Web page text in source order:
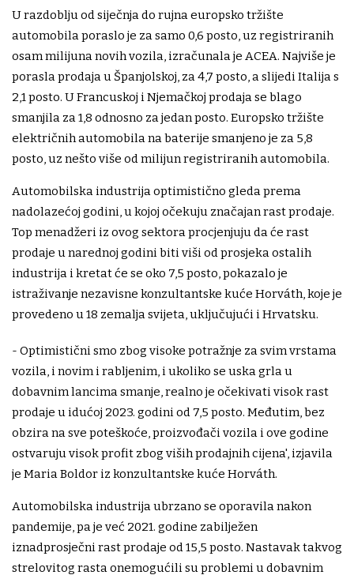
U razdoblju od siječnja do rujna europsko tržište
automobila poraslo je za samo 0,6 posto, uz registriranih
osam milijuna novih vozila, izračunala je ACEA. Najviše je
porasla prodaja u Španjolskoj, za 4,7 posto, a slijedi Italija s
2,1 posto. U Francuskoj i Njemačkoj prodaja se blago
smanjila za 1,8 odnosno za jedan posto. Europsko tržište
električnih automobila na baterije smanjeno je za 5,8
posto, uz nešto više od milijun registriranih automobila.
Automobilska industrija optimistično gleda prema
nadolazećoj godini, u kojoj očekuju značajan rast prodaje.
Top menadžeri iz ovog sektora procjenjuju da će rast
prodaje u narednoj godini biti viši od prosjeka ostalih
industrija i kretat će se oko 7,5 posto, pokazalo je
istraživanje nezavisne konzultantske kuće Horváth, koje je
provedeno u 18 zemalja svijeta, uključujući i Hrvatsku.
- Optimistični smo zbog visoke potražnje za svim vrstama
vozila, i novim i rabljenim, i ukoliko se uska grla u
dobavnim lancima smanje, realno je očekivati visok rast
prodaje u idućoj 2023. godini od 7,5 posto. Međutim, bez
obzira na sve poteškoće, proizvođači vozila i ove godine
ostvaruju visok profit zbog viših prodajnih cijena', izjavila
je Maria Boldor iz konzultantske kuće Horváth.
Automobilska industrija ubrzano se oporavila nakon
pandemije, pa je već 2021. godine zabilježen
iznadprosječni rast prodaje od 15,5 posto. Nastavak takvog
strelovitog rasta onemogućili su problemi u dobavnim